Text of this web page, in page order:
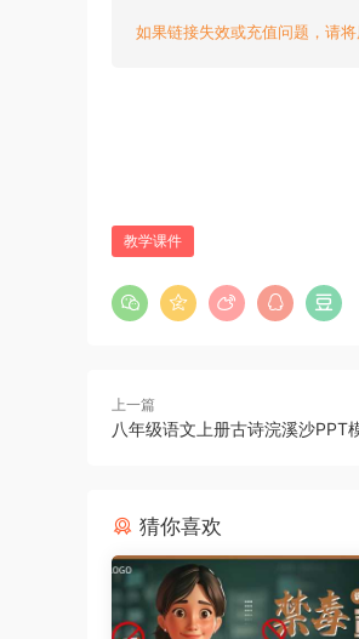
如果链接失效或充值问题，请
教学课件
上一篇
八年级语文上册古诗浣溪沙
猜你喜欢